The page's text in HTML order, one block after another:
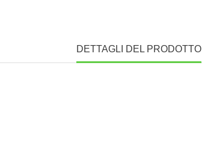
DETTAGLI DEL PRODOTTO